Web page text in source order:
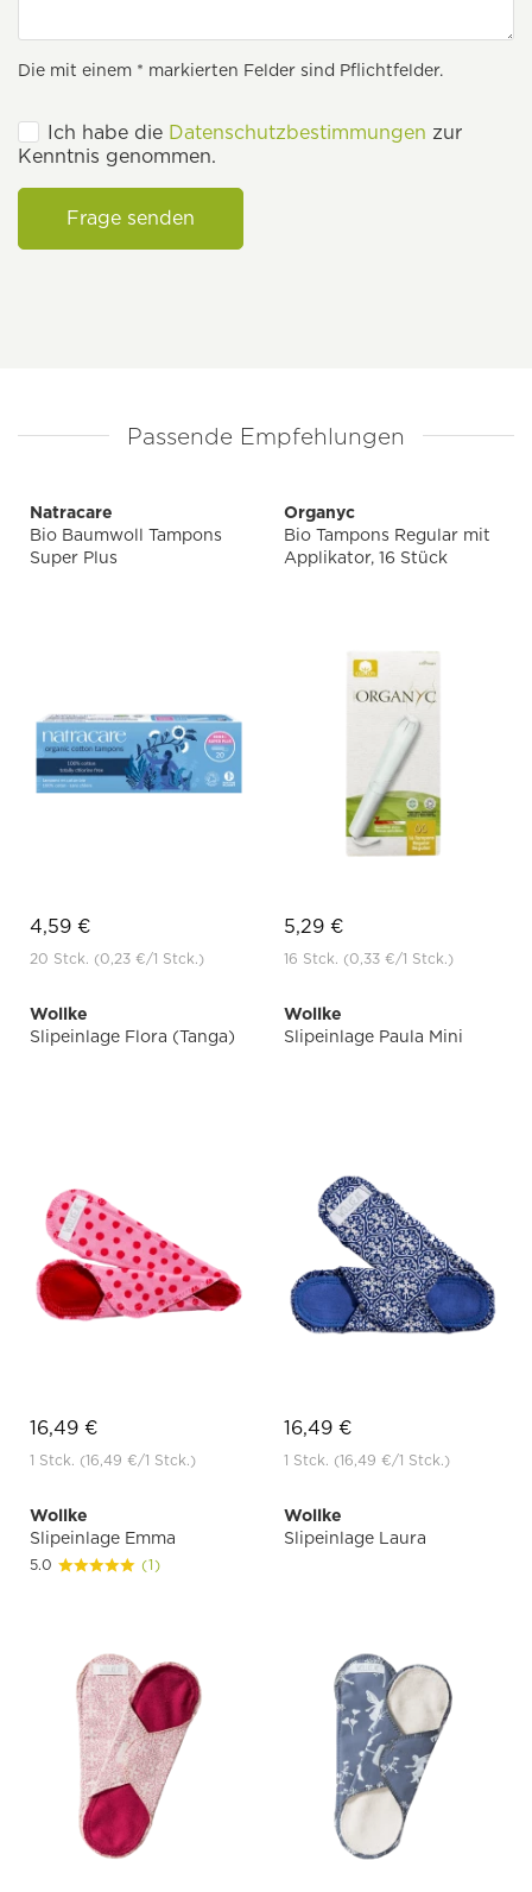
Die mit einem * markierten Felder sind Pflichtfelder.
Ich habe die Datenschutzbestimmungen zur
Kenntnis genommen.
Frage senden
Passende Empfehlungen
Natracare
Bio Baumwoll Tampons
Super Plus
4,59 €
20 Stck. (0,23 €/1 Stck.)
Organyc
Bio Tampons Regular mit
Applikator, 16 Stück
5,29 €
16 Stck. (0,33 €/1 Stck.)
Wollke
Slipeinlage Flora (Tanga)
16,49 €
1 Stck. (16,49 €/1 Stck.)
Wollke
Slipeinlage Paula Mini
16,49 €
1 Stck. (16,49 €/1 Stck.)
Wollke
Slipeinlage Emma
5.0 (1)
Wollke
Slipeinlage Laura